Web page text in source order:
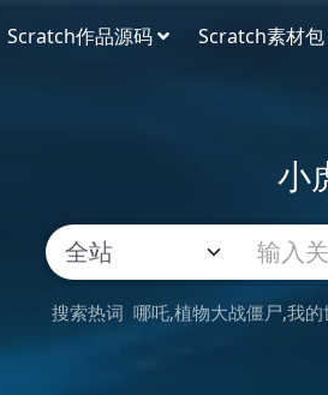
Scratch作品源码 Scratch素材包
小
搜索热词 哪吒 植物大战僵尸 我的